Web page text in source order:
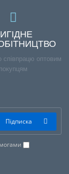
співпрацю оптовим
покупцям
Підписка